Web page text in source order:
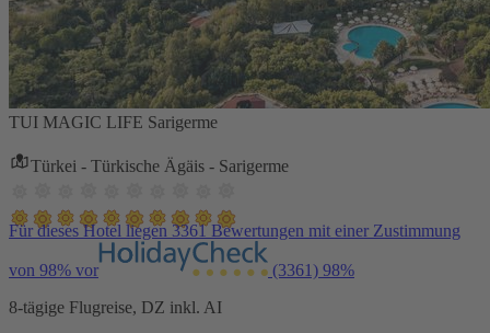
TUI MAGIC LIFE Sarigerme
Türkei - Türkische Ägäis - Sarigerme
Für dieses Hotel liegen 3361 Bewertungen mit einer Zustimmung
von 98% vor (3361) 98%
8-tägige Flugreise, DZ inkl. AI